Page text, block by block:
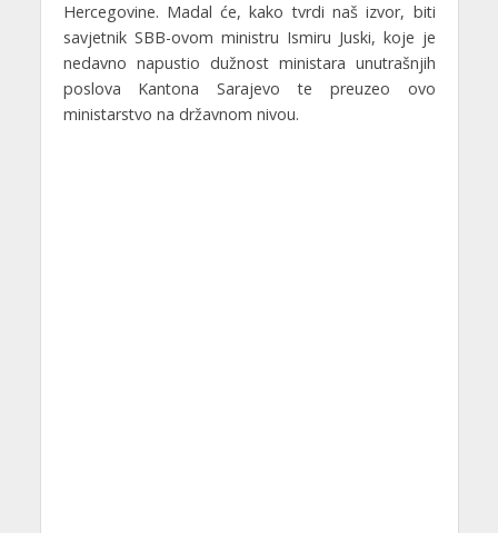
Hercegovine. Madal će, kako tvrdi naš izvor, biti
savjetnik SBB-ovom ministru Ismiru Juski, koje je
nedavno napustio dužnost ministara unutrašnjih
poslova Kantona Sarajevo te preuzeo ovo
ministarstvo na državnom nivou.